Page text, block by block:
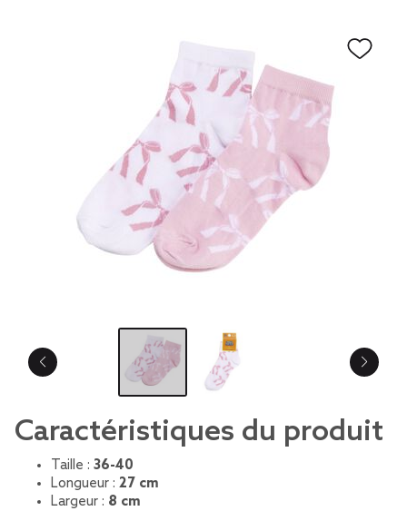
Caractéristiques du produit
Taille : 36-40
Longueur : 27 cm
Largeur : 8 cm